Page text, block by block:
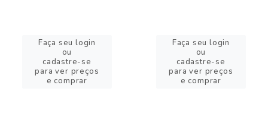
Faça seu login
ou
cadastre-se
para ver preços
e comprar
Faça seu login
ou
cadastre-se
para ver preços
e comprar